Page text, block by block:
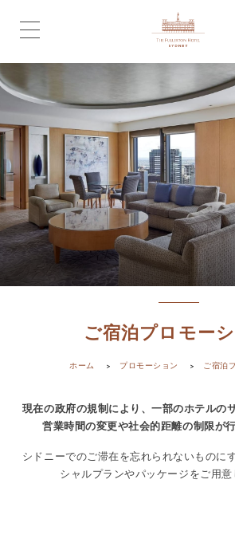
ご宿泊プロモー
ホーム プロモーション ご宿泊
現在の政府の規制により、一部のホテルの
営業時間の変更や社会的距離の制限が
シドニーでのご滞在を忘れられないものに
シャルプランやパッケージをご用意